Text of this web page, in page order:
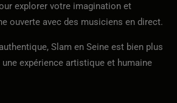
explorer votre imagination et
ouverte avec des musiciens en direct.
Slam en Seine est bien plus
une expérience artistique et humaine